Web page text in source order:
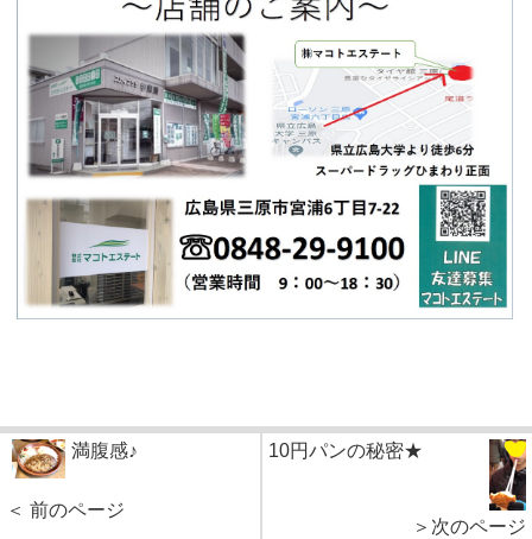
満腹感♪
＜ 前のページ
10円パンの秘密★
＞次のページ